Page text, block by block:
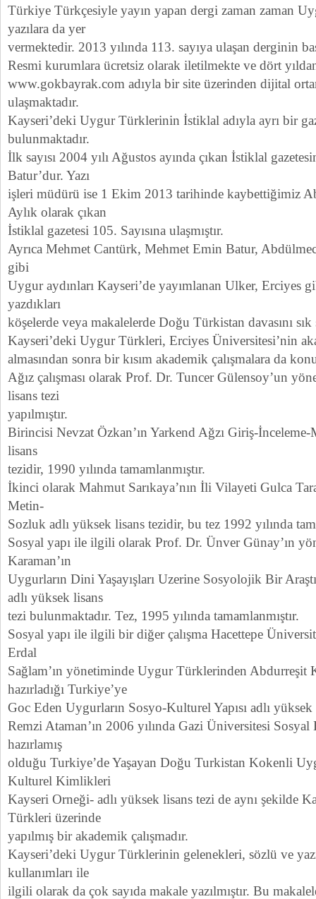
Türkiye Türkçesiyle yayın yapan dergi zaman zaman
yazılara da yer
vermektedir. 2013 yılında 113. sayıya ulaşan derginin
Resmi kurumlara ücretsiz olarak iletilmekte ve dört
www.gokbayrak.com adıyla bir site üzerinden dijital
ulaşmaktadır.
Kayseri’deki Uygur Türklerinin İstiklal adıyla ayrı bir
bulunmaktadır.
İlk sayısı 2004 yılı Ağustos ayında çıkan İstiklal
Batur’dur. Yazı
işleri müdürü ise 1 Ekim 2013 tarihinde kaybettiğimiz
Aylık olarak çıkan
İstiklal gazetesi 105. Sayısına ulaşmıştır.
Ayrıca Mehmet Cantürk, Mehmet Emin Batur,
gibi
Uygur aydınları Kayseri’de yayımlanan Ulker, Erciyes
yazdıkları
köşelerde veya makalelerde Doğu Türkistan davasını
Kayseri’deki Uygur Türkleri, Erciyes Üniversitesi’nin
almasından sonra bir kısım akademik çalışmalara da
Ağız çalışması olarak Prof. Dr. Tuncer Gülensoy’un
lisans tezi
yapılmıştır.
Birincisi Nevzat Özkan’ın Yarkend Ağzı Giriş-
lisans
tezidir, 1990 yılında tamamlanmıştır.
İkinci olarak Mahmut Sarıkaya’nın İli Vilayeti Gulca
Metin-
Sozluk adlı yüksek lisans tezidir, bu tez 1992 yılında
Sosyal yapı ile ilgili olarak Prof. Dr. Ünver Günay’ın
Karaman’ın
Uygurların Dini Yaşayışları Uzerine Sosyolojik Bir
adlı yüksek lisans
tezi bulunmaktadır. Tez, 1995 yılında tamamlanmıştır.
Sosyal yapı ile ilgili bir diğer çalışma Hacettepe
Erdal
Sağlam’ın yönetiminde Uygur Türklerinden Abdurreşit
hazırladığı Turkiye’ye
Goc Eden Uygurların Sosyo-Kulturel Yapısı adlı
Remzi Ataman’ın 2006 yılında Gazi Üniversitesi
hazırlamış
olduğu Turkiye’de Yaşayan Doğu Turkistan Kokenli
Kulturel Kimlikleri
Kayseri Orneği- adlı yüksek lisans tezi de aynı şekilde
Türkleri üzerinde
yapılmış bir akademik çalışmadır.
Kayseri’deki Uygur Türklerinin gelenekleri, sözlü ve
kullanımları ile
ilgili olarak da çok sayıda makale yazılmıştır. Bu